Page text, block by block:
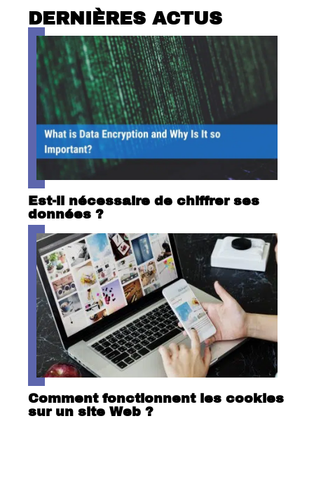
DERNIÈRES ACTUS
Est-il nécessaire de chiffrer ses
données ?
Comment fonctionnent les cookies
sur un site Web ?